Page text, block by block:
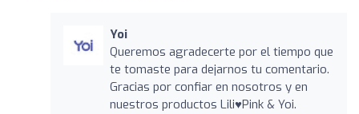
Yoi
Queremos agradecerte por el tiempo que
te tomaste para dejarnos tu comentario.
Gracias por confiar en nosotros y en
nuestros productos Lili♥Pink & Yoi.